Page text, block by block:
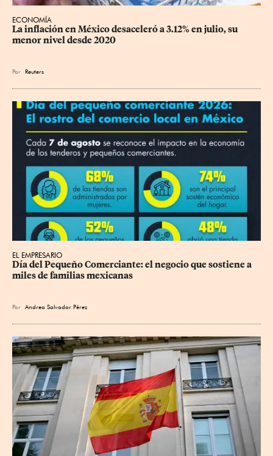
ECONOMÍA
La inflación en México desaceleró a 3.12% en julio, su
menor nivel desde 2020
Por Reuters
EL EMPRESARIO
Día del Pequeño Comerciante: el negocio que sostiene a
miles de familias mexicanas
Por Andrea Salvador Pérez